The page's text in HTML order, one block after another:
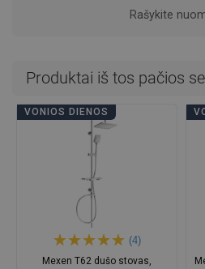
Rašykite
Produktai iš tos pačios
VONIOS DIENOS
(4)
Mexen T62 dušo stovas,